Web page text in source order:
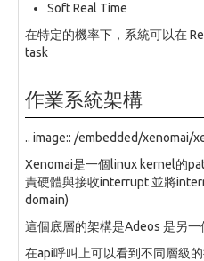
Soft Real Time
在特定的機率下，系統可以在
task
作業系統架構
.. image:: /embedded/xenomai/
Xenomai是一個linux kernel的
責硬體與接收interrupt 並將
domain)
這個底層的架構是Adeos 是另
在api呼叫上可以看到不同層級